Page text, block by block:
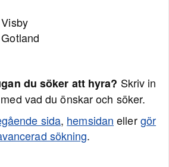
Visby
Gotland
du söker att hyra? Skriv in
med vad du önskar och söker.
sida, hemsidan ellergör
sökning.